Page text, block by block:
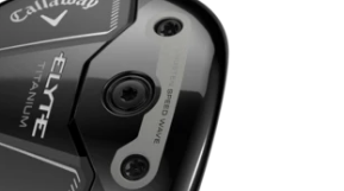
Golfschläger
Bekleidung